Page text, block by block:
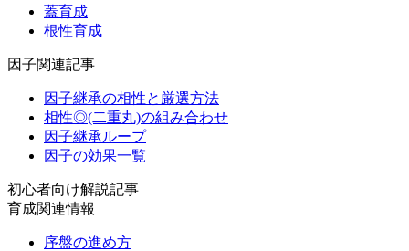
蓋育成
根性育成
因子関連記事
因子継承の相性と厳選方法
相性◎(二重丸)の組み合わせ
因子継承ループ
因子の効果一覧
初心者向け解説記事
育成関連情報
序盤の進め方